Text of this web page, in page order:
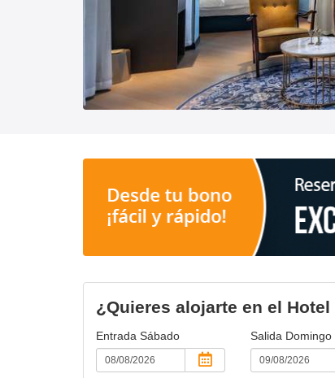
¿Quieres alojarte en el
Entrada Sábado Salida Domingo